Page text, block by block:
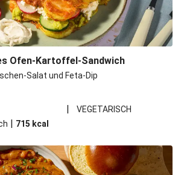
Ofen-Kartoffel-Sandwich
Salat und Feta-Dip
|
VEGETARISCH
| 715 kcal